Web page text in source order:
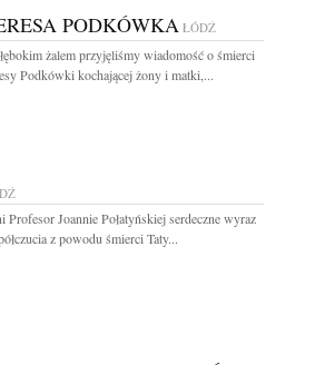
PODKÓWKAŁÓDŹ
żalem przyjęliśmy wiadomość o śmierci
Podkówki kochającej żony i matki,...
Profesor Joannie Połatyńskiej serdeczne wyraz
z powodu śmierci Taty...